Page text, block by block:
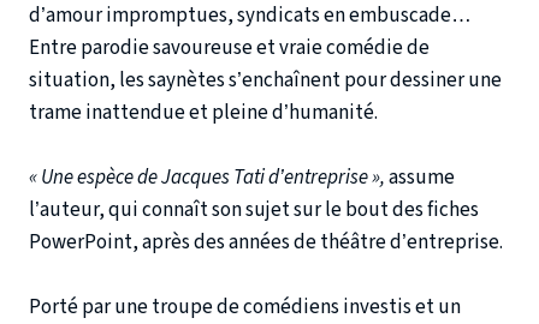
d’amour impromptues, syndicats en embuscade…
Entre parodie savoureuse et vraie comédie de
situation, les saynètes s’enchaînent pour dessiner une
trame inattendue et pleine d’humanité.
« Une espèce de Jacques Tati d’entreprise »,assume
l’auteur, qui connaît son sujet sur le bout des fiches
PowerPoint, après des années de théâtre d’entreprise.
Porté par une troupe de comédiens investis et un